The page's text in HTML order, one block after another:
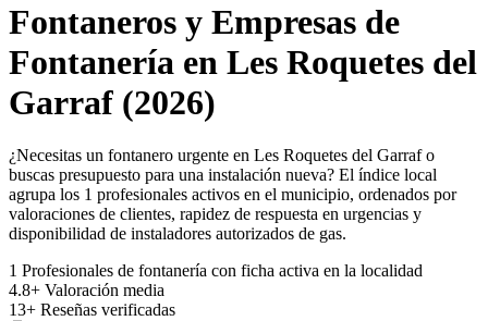
Fontaneros y Empresas de
Fontanería en Les Roquetes del
Garraf (2026)
¿Necesitas un fontanero urgente en Les Roquetes del Garraf o
buscas presupuesto para una instalación nueva? El índice local
agrupa los 1 profesionales activos en el municipio, ordenados por
valoraciones de clientes, rapidez de respuesta en urgencias y
disponibilidad de instaladores autorizados de gas.
1 Profesionales de fontanería con ficha activa en la localidad
4.8+ Valoración media
13+ Reseñas verificadas